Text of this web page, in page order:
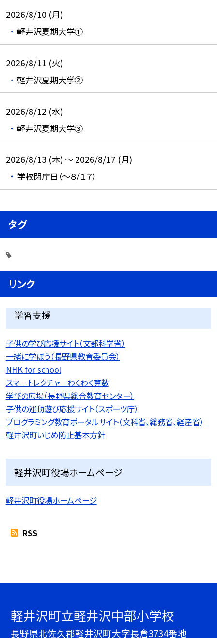
2026/8/10 (月)
軽井沢夏期大学①
2026/8/11 (火)
軽井沢夏期大学②
2026/8/12 (水)
軽井沢夏期大学③
2026/8/13 (木) ～ 2026/8/17 (月)
学校閉庁日（～８/１７）
タグ
リンク
学習支援
子供の学び応援サイト（文部科学省）
一緒に学ぼう（長野県教育委員会）
NHK for school
スマートレクチャーわくわく算数
学びの広場（長野県総合教育センター）
子供の運動遊び応援サイト（スポーツ庁）
プログラミング教育ポータルサイト（文科省、総務省、経産省）
軽井沢町いじめ防止基本方針
軽井沢町役場ホームページ
軽井沢町役場ホームページ
RSS
軽井沢町立軽井沢中部小学校
長野県北佐久郡軽井沢町大字長倉3734番地